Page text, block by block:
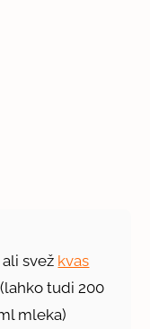
ali svež kvas
tudi200
mleka)